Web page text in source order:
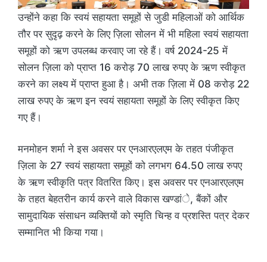
उन्होंने कहा कि स्वयं सहायता समूहों से जुडी महिलाओं को आर्थिक
तौर पर सुदृढ़ करने के लिए ज़िला सोलन में भी महिला स्वयं सहायता
समूहों को ऋण उपलब्ध करवाए जा रहे हैं। वर्ष 2024-25 में
सोलन ज़िला को प्राप्त 16 करोड़ 70 लाख रुपए के ऋण स्वीकृत
करने का लक्ष्य में प्राप्त हुआ है। अभी तक ज़िला में 08 करोड़ 22
लाख रुपए के ऋण इन स्वयं सहायता समूहों के लिए स्वीकृत किए
गए हैं।
मनमोहन शर्मा ने इस अवसर पर एनआरएलएम के तहत पंजीकृत
ज़िला के 27 स्वयं सहायता समूहों को लगभग 64.50 लाख रुपए
के ऋण स्वीकृति पत्र वितरित किए। इस अवसर पर एनआरएलएम
के तहत बेहतरीन कार्य करने वाले विकास खण्डांे, बैंकों और
सामुदायिक संसाधन व्यक्तियों को स्मृति चिन्ह व प्रशस्ति पत्र देकर
सम्मानित भी किया गया।